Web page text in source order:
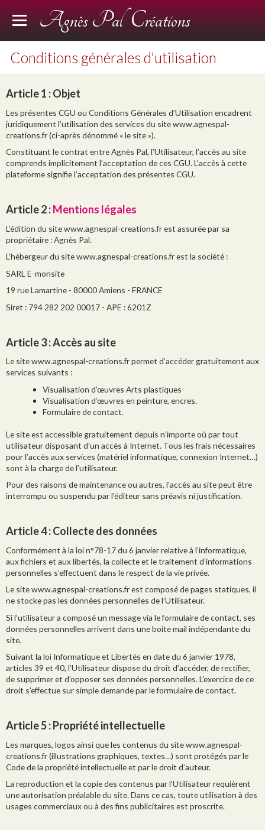
Agnès Pal Créations
Présentation
Compositions
Peintures
Encres sur papier
Photographies
Photographies d'expositions
Conditions générales d'utilisation
Article 1 : Objet
Les présentes CGU ou Conditions Générales d’Utilisation encadrent
juridiquement l’utilisation des services du site www.agnespal-
creations.fr (ci-après dénommé « le site »).
Constituant le contrat entre Agnès Pal, l’Utilisateur, l’accès au site
comprends implicitement l’acceptation de ces CGU. L’accès à cette
plateforme signifie l’acceptation des présentes CGU.
Article 2:Mentions légales
L’édition du site www.agnespal-creations.fr est assurée par sa
propriétaire : Agnès Pal.
L’hébergeur du site www.agnespal-creations.fr est la société :
SARL E-monsite
19 rue Lamartine - 80000 Amiens - FRANCE
Siret : 794 282 202 00017 - APE : 6201Z
Article 3: Accès au site
Le site www.agnespal-creations.fr permet d’accéder gratuitement aux
services suivants :
Visualisation d’œuvres Arts plastiques
Visualisation d’œuvres en peinture, encres.
Formulaire de contact.
Le site est accessible gratuitement depuis n’importe où par tout
utilisateur disposant d’un accès à Internet. Tous les frais nécessaires
pour l’accès aux services (matériel informatique, connexion Internet…)
sont à la charge de l’utilisateur.
Pour des raisons de maintenance ou autres, l’accès au site peut être
interrompu ou suspendu par l’éditeur sans préavis ni justification.
Article 4: Collecte des données
Conformément à la loi n°78-17 du 6 janvier relative à l’informatique,
aux fichiers et aux libertés, la collecte et le traitement d’informations
personnelles s’effectuent dans le respect de la vie privée.
Le site www.agnespal-creations.fr est composé de pages statiques, il
ne stocke pas les données personnelles de l’Utilisateur.
Si l’utilisateur a composé un message via le formulaire de contact, ses
données personnelles arrivent dans une boite mail indépendante du
site.
Suivant la loi Informatique et Libertés en date du 6 janvier 1978,
articles 39 et 40, l’Utilisateur dispose du droit d’accéder, de rectifier,
de supprimer et d’opposer ses données personnelles. L’exercice de ce
droit s’effectue sur simple demande par le formulaire de contact.
Article 5: Propriété intellectuelle
Les marques, logos ainsi que les contenus du site www.agnespal-
creations.fr (illustrations graphiques, textes…) sont protégés par le
Code de la propriété intellectuelle et par le droit d’auteur.
La reproduction et la copie des contenus par l’Utilisateur requièrent
une autorisation préalable du site. Dans ce cas, toute utilisation à des
usages commerciaux ou à des fins publicitaires est proscrite.